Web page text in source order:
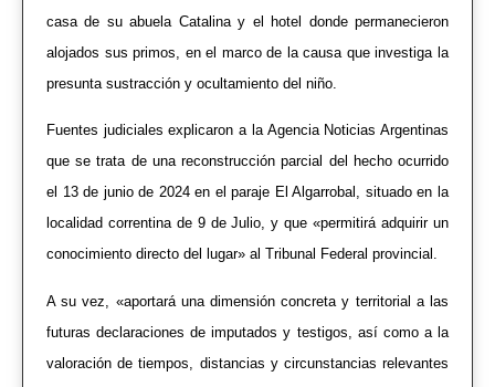
casa de su abuela Catalina y el hotel donde permanecieron
alojados sus primos, en el marco de la causa que investiga la
presunta sustracción y ocultamiento del niño.
Fuentes judiciales explicaron a la Agencia Noticias Argentinas
que se trata de una reconstrucción parcial del hecho ocurrido
el 13 de junio de 2024 en el paraje El Algarrobal, situado en la
localidad correntina de 9 de Julio, y que «permitirá adquirir un
conocimiento directo del lugar» al Tribunal Federal provincial.
A su vez, «aportará una dimensión concreta y territorial a las
futuras declaraciones de imputados y testigos, así como a la
valoración de tiempos, distancias y circunstancias relevantes